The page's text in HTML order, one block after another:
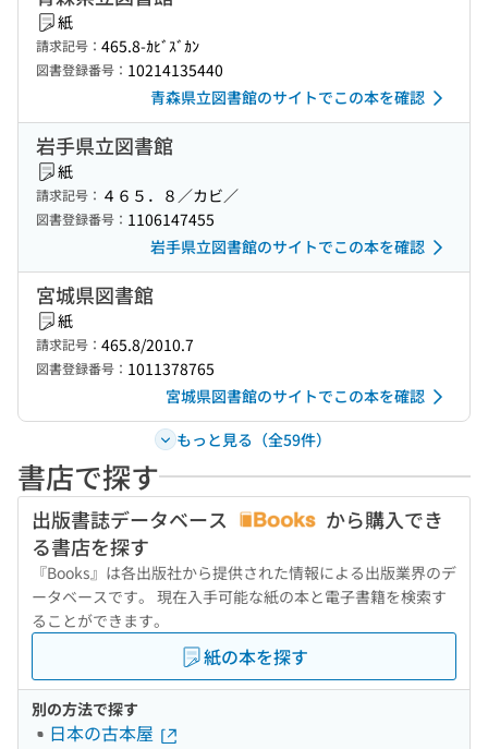
紙
請求記号： 465.8-ｶﾋﾞｽﾞｶﾝ
図書登録番号： 10214135440
青森県立図書館のサイトでこの本を確認
岩手県立図書館
紙
請求記号： ４６５．８／カビ／
図書登録番号： 1106147455
岩手県立図書館のサイトでこの本を確認
宮城県図書館
紙
請求記号： 465.8/2010.7
図書登録番号： 1011378765
宮城県図書館のサイトでこの本を確認
もっと見る（全59件）
書店で探す
出版書誌データベース
から購入でき
る書店を探す
『Books』は各出版社から提供された情報による出版業界のデ
ータベースです。 現在入手可能な紙の本と電子書籍を検索す
ることができます。
紙の本を探す
別の方法で探す
日本の古本屋